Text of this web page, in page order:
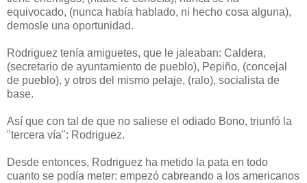
equivocado, (nunca había hablado, ni hecho cosa alguna),
demosle una oportunidad.
Rodriguez tenía amiguetes, que le jaleaban: Caldera,
(secretario de ayuntamiento de pueblo), Pepiño, (concejal
de pueblo), y otros del mismo pelaje, (ralo), socialista de
base.
Así que con tal de que no saliese el odiado Bono, triunfó la
"tercera vía": Rodriguez.
Desde entonces, Rodriguez ha metido la pata en todo
cuanto se podía meter: empezó cabreando a los americanos